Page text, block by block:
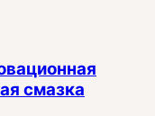
смазка